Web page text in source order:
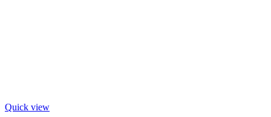
Quick view